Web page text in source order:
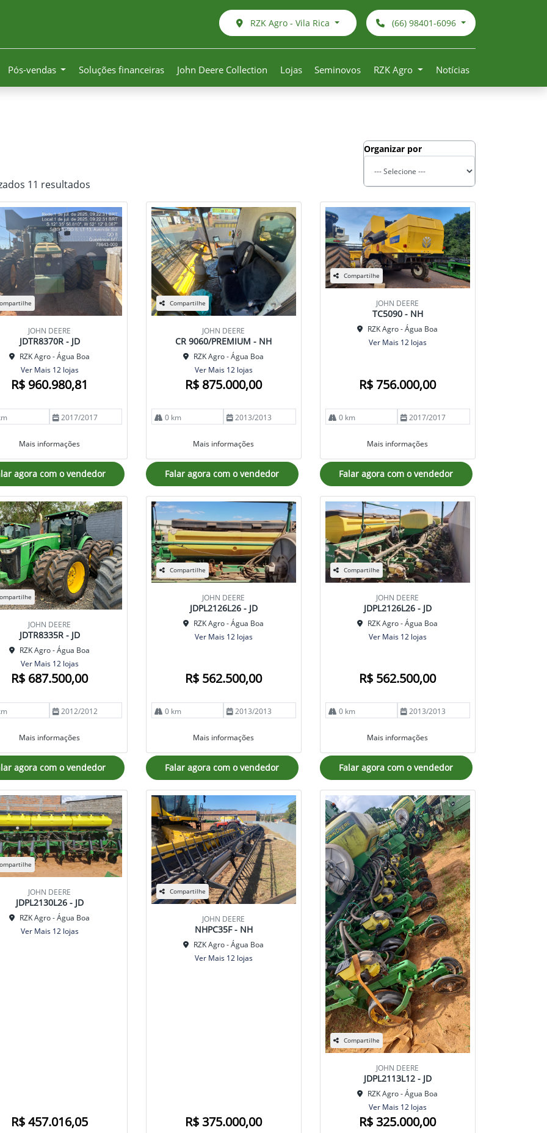
(66) 98401-6096
RZK Agro - Vila Rica
Pós-vendas Soluções financeiras John Deere Collection Lojas Seminovos RZK Agro Notícias
11 resultados
Organizar por
JOHN DEERE
JDTR8370R - JD
RZK Agro - Água Boa
Ver Mais 12 lojas
R$ 960.980,81
2017/2017
Mais informações
agora com o vendedor
Compartilhe
JOHN DEERE
CR 9060/PREMIUM - NH
RZK Agro - Água Boa
Ver Mais 12 lojas
R$ 875.000,00
0 km 2013/2013
Mais informações
Falar agora com o vendedor
Compartilhe
JOHN DEERE
TC5090 - NH
RZK Agro - Água Boa
Ver Mais 12 lojas
R$ 756.000,00
0 km 2017/2017
Mais informações
Falar agora com o vendedor
JOHN DEERE
JDTR8335R - JD
RZK Agro - Água Boa
Ver Mais 12 lojas
R$ 687.500,00
2012/2012
Mais informações
agora com o vendedor
Compartilhe
JOHN DEERE
JDPL2126L26 - JD
RZK Agro - Água Boa
Ver Mais 12 lojas
R$ 562.500,00
0 km 2013/2013
Mais informações
Falar agora com o vendedor
Compartilhe
JOHN DEERE
JDPL2126L26 - JD
RZK Agro - Água Boa
Ver Mais 12 lojas
R$ 562.500,00
0 km 2013/2013
Mais informações
Falar agora com o vendedor
JOHN DEERE
JDPL2130L26 - JD
RZK Agro - Água Boa
Ver Mais 12 lojas
R$ 457.016,05
Compartilhe
JOHN DEERE
NHPC35F - NH
RZK Agro - Água Boa
Ver Mais 12 lojas
R$ 375.000,00
Compartilhe
JOHN DEERE
JDPL2113L12 - JD
RZK Agro - Água Boa
Ver Mais 12 lojas
R$ 325.000,00